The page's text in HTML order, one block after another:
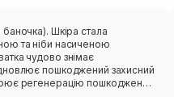
Шкіра стала
та ніби насиченою
пошкоджений захисний
регенерацію пошкоджень.